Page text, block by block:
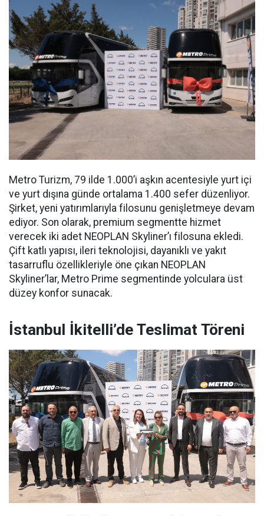
Metro Turizm, 79 ilde 1.000’i aşkın acentesiyle yurt içi
ve yurt dışına günde ortalama 1.400 sefer düzenliyor.
Şirket, yeni yatırımlarıyla filosunu genişletmeye devam
ediyor. Son olarak, premium segmentte hizmet
verecek iki adet NEOPLAN Skyliner’ı filosuna ekledi.
Çift katlı yapısı, ileri teknolojisi, dayanıklı ve yakıt
tasarruflu özellikleriyle öne çıkan NEOPLAN
Skyliner’lar, Metro Prime segmentinde yolculara üst
düzey konfor sunacak.
İstanbul İkitelli’de Teslimat Töreni